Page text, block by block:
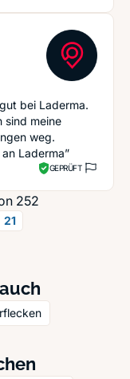
bei Laderma.
sind meine
weg.
Laderma”
GEPRÜFT
252
21